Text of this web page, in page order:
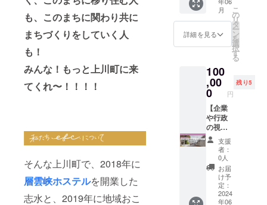
も、このまちに関わり共に
まちづくりをしていく人
も！
みんな！もっと上川町に来
てくれ〜！！！！
そんな上川町で、2018年に
層雲峡ホステルを開業した
志水と、2019年に地域おこ
る話を
がっつ
いただ
いたの
がた
かった
です。
◯地域
おこし
協力隊
の活動
はもち
ろん、
退任後
の活動
などに
ついて
いろい
ろとお
後メー
ルにて
せてい
ただき
メール
にて調
整させ
ていた
状況に
よって
はご希
望の日
程でご
予約で
きない
場合が
ござい
ますの
で予め
ご了承
くださ
い。 ※
お盆、
年末年
始など
の繁忙
用いた
だけま
す。 ※
お部屋
はお選
びいた
だけま
せん。
※有効期
限は
2025年
5月31日
まで。
※ご予約
飲食
店、地
域おこ
し協力
隊の活
動や、
くり施
設など
ニーズ
に合わ
せたス
ポット
をご案
内しな
がら、
上川町
でのこ
れまで
の取り
組み、
上川町
に事務
所を
持って
仕事を
した
いう上
川ラ
バーの
方へ！
個人で
お仕事
をされ
ている
方で
も、企
業だけ
れどひ
とりで
動いて
月
詳細を見る
こ
の
リ
タ
ー
ン
を
選
択
す
る
100
,00
0 円
残り5
【企業
や行政
の視察
向け！
志水か
絹張が
上川町
をま
るっと1
日ご案
支援
者：
0人
お届
け予
定：
2024
年06